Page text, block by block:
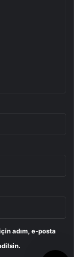
adım, e-posta